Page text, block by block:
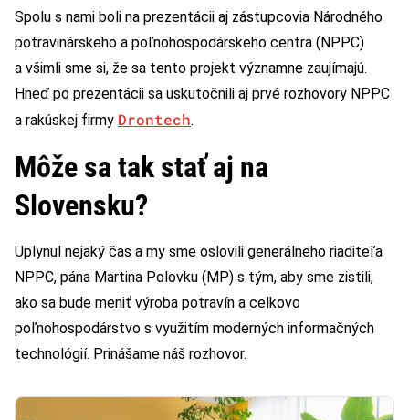
Spolu s nami boli na prezentácii aj zástupcovia Národného
potravinárskeho a poľnohospodárskeho centra (NPPC)
a všimli sme si, že sa tento projekt významne zaujímajú.
Hneď po prezentácii sa uskutočnili aj prvé rozhovory NPPC
a rakúskej firmy Drontech.
Môže sa tak stať aj na
Slovensku?
Uplynul nejaký čas a my sme oslovili generálneho riaditeľa
NPPC, pána Martina Polovku (MP) s tým, aby sme zistili,
ako sa bude meniť výroba potravín a celkovo
poľnohospodárstvo s využitím moderných informačných
technológií. Prinášame náš rozhovor.